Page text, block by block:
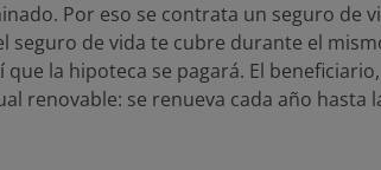
Por eso se contrata un seguro de
seguro de vida te cubre durante el
la hipoteca se pagará. El
renovable: se renueva cada año hasta